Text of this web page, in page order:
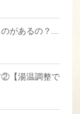
があるの？...
②【湯温調整で